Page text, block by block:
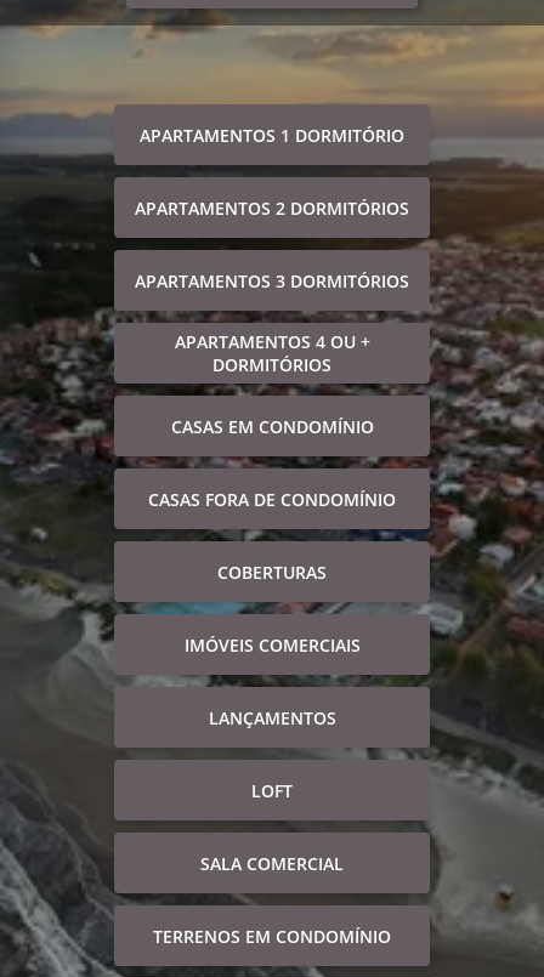
APARTAMENTOS 1 DORMITÓRIO
APARTAMENTOS 2 DORMITÓRIOS
APARTAMENTOS 3 DORMITÓRIOS
APARTAMENTOS 4 OU +
DORMITÓRIOS
CASAS EM CONDOMÍNIO
CASAS FORA DE CONDOMÍNIO
COBERTURAS
IMÓVEIS COMERCIAIS
LANÇAMENTOS
LOFT
SALA COMERCIAL
TERRENOS EM CONDOMÍNIO